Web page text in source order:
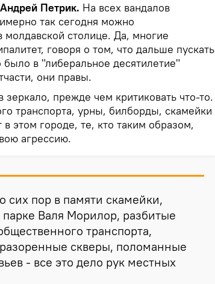
Петрик. На всех вандалов
так сегодня можно
молдавской столице. Да, многие
говоря о том, что дальше пускать
было в "либеральное десятилетие"
они правы.
зеркало, прежде чем критиковать что-то.
транспорта, урны, билборды, скамейки
этом городе, те, кто таким образом,
агрессию.
сих пор в памяти скамейки,
Валя Морилор, разбитые
транспорта,
скверы, поломанные
- все это дело рук местных